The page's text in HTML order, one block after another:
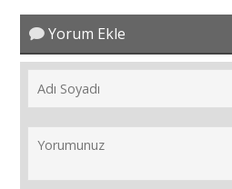
Yorum Ekle